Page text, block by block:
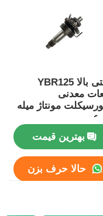
سختی بالا YBR125
معدنی
مونتاژ میله
بهترین قیمت
حالا حرف بزن